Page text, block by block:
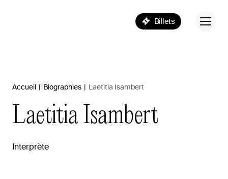
Billets
Accueil | Biographies | Laetitia Isambert
LaetitiaIsambert
Interprète